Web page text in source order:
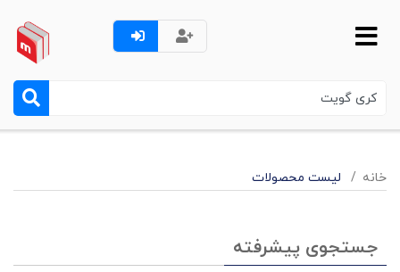
خانه لیست محصولات
جستجوی پیشرفته